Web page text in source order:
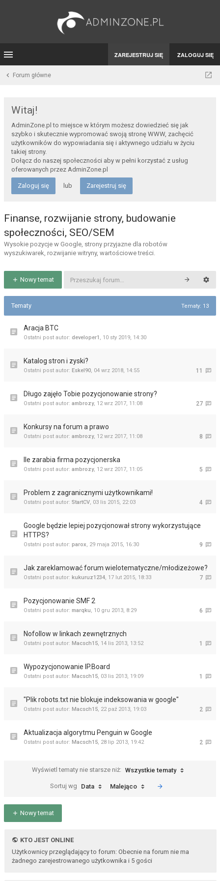
ZAREJESTRUJ SIĘ ZALOGUJ SIĘ
Forum główne
Witaj!
AdminZone.pl to miejsce w którym możesz dowiedzieć się jak
szybko i skutecznie wypromować swoją stronę WWW, zachęcić
użytkowników do wypowiadania się i aktywnego udziału w życiu
takiej strony.
Dołącz do naszej społeczności aby w pełni korzystać z usług
oferowanych przez AdminZone.pl
Zaloguj się lub Zarejestruj się
Finanse, rozwijanie strony, budowanie
społeczności, SEO/SEM
Wysokie pozycje w Google, strony przyjazne dla robotów
wyszukiwarek, rozwijanie witryny, wartościowe treści.
Nowy temat
Tematy Tematy: 13
Aracja BTC
Ostatni post autor: developer1 , 10 sty 2019, 14:30
Katalog stron i zyski?
11
Ostatni post autor: Eskel90, 04 wrz 2018, 14:55
Długo zajęło Tobie pozycjonowanie strony?
27
Ostatni post autor: ambrozy, 12 wrz 2017, 11:08
Konkursy na forum a prawo
8
Ostatni post autor: ambrozy, 12 wrz 2017, 11:08
Ile zarabia firma pozycjonerska
5
Ostatni post autor: ambrozy, 12 wrz 2017, 11:05
Problem z zagranicznymi użytkownikami!
4
Ostatni post autor: StartCV, 03 lis 2015, 22:03
Google będzie lepiej pozycjonował strony wykorzystujące
HTTPS?
9
Ostatni post autor: parox, 29 maja 2015, 16:30
Jak zareklamować forum wielotematyczne/młodizeżowe?
7
Ostatni post autor: kukuruz1234, 17 lut 2015, 18:33
Pozycjonowanie SMF 2
6
Ostatni post autor: marqku, 10 gru 2013, 8:29
Nofollow w linkach zewnętrznych
1
Ostatni post autor: Macsch15, 14 lis 2013, 13:52
Wypozycjonowanie IP.Board
1
Ostatni post autor: Macsch15, 03 lis 2013, 19:09
"Plik robots.txt nie blokuje indeksowania w google"
2
Ostatni post autor: Macsch15, 22 paź 2013, 19:03
Aktualizacja algorytmu Penguin w Google
2
Ostatni post autor: Macsch15, 28 lip 2013, 19:42
Wyświetl tematy nie starsze niż: Wszystkie tematy
Sortuj wg Data Malejąco
Nowy temat
KTO JEST ONLINE
Użytkownicy przeglądający to forum: Obecnie na forum nie ma
żadnego zarejestrowanego użytkownika i 5 gości